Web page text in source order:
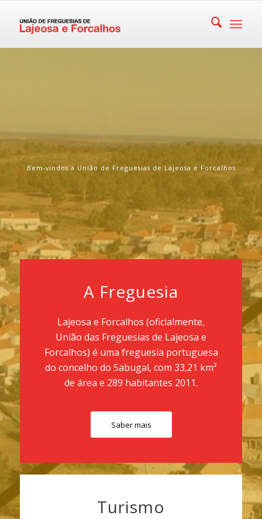
Bem-vindos à União de Freguesias de Lajeosa e Forcalhos
A Freguesia
Lajeosa e Forcalhos (oficialmente,
União das Freguesias de Lajeosa e
Forcalhos) é uma freguesia portuguesa
do concelho do Sabugal, com 33,21 km²
de área e 289 habitantes 2011.
Saber mais
Turismo